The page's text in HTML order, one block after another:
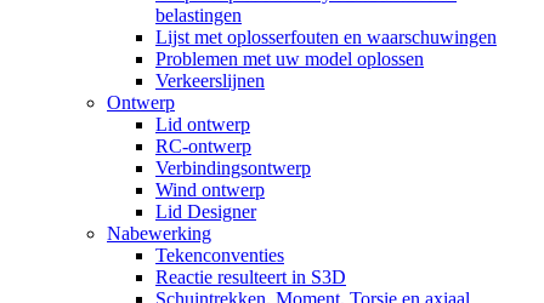
belastingen
Lijst met oplosserfouten en waarschuwingen
Problemen met uw model oplossen
Verkeerslijnen
Ontwerp
Lid ontwerp
RC-ontwerp
Verbindingsontwerp
Wind ontwerp
Lid Designer
Nabewerking
Tekenconventies
Reactie resulteert in S3D